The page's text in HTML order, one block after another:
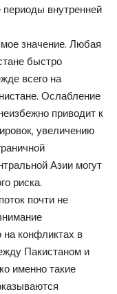
внутренней
значение. Любая
быстро
всего на
Ослабление
приводит к
увеличению
Азии могут
риска.
почти не
конфликтах в
Пакистаном и
именно такие